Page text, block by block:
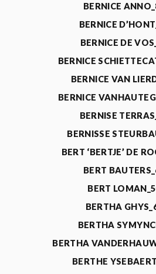
BERNICE
BERNICE
BERNICE DE
BERNICE
BERNICE VAN
BERNICE
BERNISE
BERNISSE
BERT ‘BERTJE’ DE
BERT
BERT
BERTHA
BERTHA
BERTHA
BERTHE